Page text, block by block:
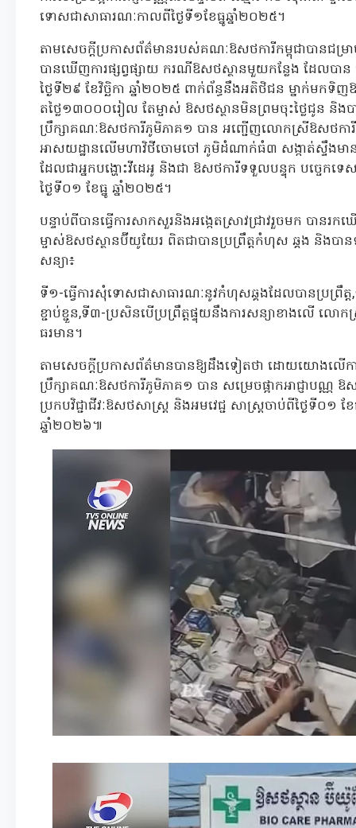
ទោសជាសាធារណៈកាលពីថ្ងៃទី១ខែធ្នូឆ្នាំ២០២៥។
តាមសេចក្តីប្រកាសព័ត៌មានរបស់គណៈឱសថការីកម្ពុជាបានជម្រា
បានឃើញការផ្សព្វផ្សាយ ករណីឱសថស្ថានមួយកន្លែង ដែលបា
ថ្ងៃទី២៩ ខែវិច្ឆិកា ឆ្នាំ២០២៥ ពាក់ព័ន្ធនឹងអតិថិជន ម្នាក់
តថ្លៃ១៣០០០រៀល តែម្ចាស់ ឱសថស្ថានមិនព្រមចុះថ្លៃជូន និ
ប្រឹក្សាគណៈឱសថការីភូមិភាគ១ បាន អញ្ជើញលោកស្រីឱសថកា
អាសយដ្ឋានលើមហាវិថីចោមចៅ ភូមិដំណាក់ធំ៣ សង្កាត់ស្ទឹងម
ដែលជាអ្នកបង្ហោះវីដេអូ និងជា ឱសថការីទទួលបន្ទុក បច្ចេ
ថ្ងៃទី០១ ខែធ្នូ ឆ្នាំ២០២៥។
បន្ទាប់ពីបានធ្វើការសាកសួរនិងអង្កេតស្រាវជ្រាវរួចមក បា
ម្ចាស់ឱសថស្ថានប៊ីយូយែរ ពិតជាបានប្រព្រឹត្តកំហុស ឆ្គង និ
សន្យា៖
ទី១-ធ្វើការសុំទោសជាសាធារណៈនូវកំហុសឆ្គងដែលបានប្រព្រឹ
ខ្ជាប់ខ្ជួន,ទី៣-ប្រសិនបើប្រព្រឹត្តផ្ទុយនឹងការសន្យាខាងលើ ល
ធរមាន។
តាមសេចក្តីប្រកាសព័ត៌មានបានឱ្យដឹងទៀតថា ដោយយោងលើ
ប្រឹក្សាគណៈឱសថការីភូមិភាគ១ បាន សម្រេចផ្អាកអាជ្ញាបណ្
ប្រកបវិជ្ជាជីវៈឱសថសាស្ត្រ និងអមវេជ្ជ សាស្ត្រចាប់ពីថ្ងៃទី០១
ឆ្នាំ២០២៦៕